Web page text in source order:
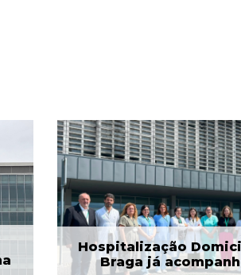
Hospitalização
Braga já
ULS Braga
Mundial do
as II
22 Jul